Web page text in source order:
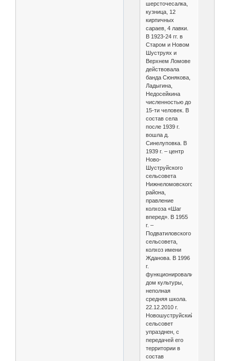
шерсточесалка,
кузница, 12
кирпичных
сараев, 4 лавки.
В 1923-24 гг. в
Старом и Новом
Шуструях и
Верхнем Ломове
действовала
банда Сюнякова,
Ладыгина,
Недосейкина
численностью до
15-ти человек. В
состав села
после 1939 г.
вошла д.
Синелуповка. В
1939 г. – центр
Ново-
Шуструйского
сельсовета
Нижнеломовского
района,
правление
колхоза «Шаг
вперед». В 1955
г. –
Подватиловского
сельсовета,
колхоз имени
Жданова. В 1996
г.
функционировали
дом культуры,
неполная
средняя школа.
22.12.2010 г.
Новошуструйский
сельсовет
упразднен, с
передачей его
территории в
состав